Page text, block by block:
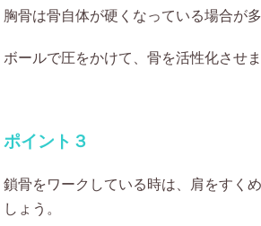
胸骨は骨自体が硬くなっている場合が多
ボールで圧をかけて、骨を活性化させま
ポイント３
鎖骨をワークしている時は、肩をすく
しょう。